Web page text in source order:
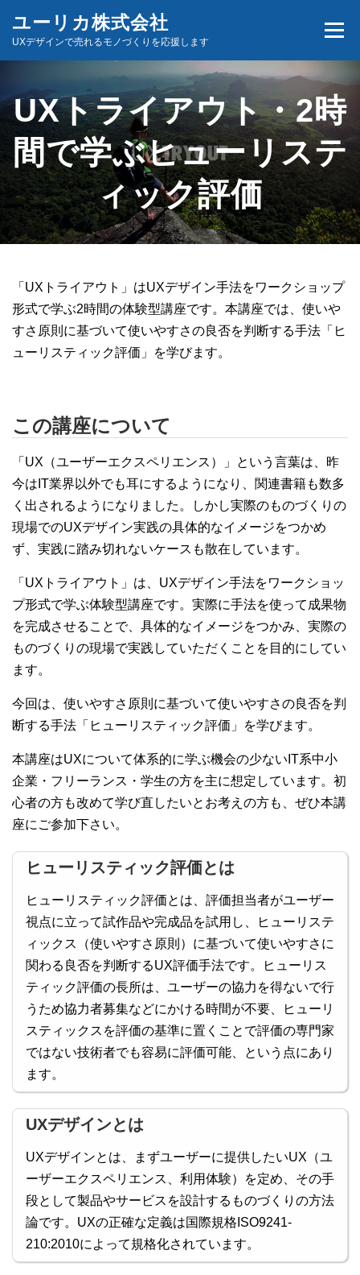
ツ
キ
ッ
プ
ユーリカ株式会社
UXデザインで売れるモノづくりを応援します
メニ
商品とサービス お問い合わせ
UXトライアウト・2時
間で学ぶヒューリステ
ィック評価
「UXトライアウト」はUXデザイン手法をワークショップ
形式で学ぶ2時間の体験型講座です。本講座では、使いや
すさ原則に基づいて使いやすさの良否を判断する手法「ヒ
ューリスティック評価」を学びます。
この講座について
「UX（ユーザーエクスペリエンス）」という言葉は、昨
今はIT業界以外でも耳にするようになり、関連書籍も数多
く出されるようになりました。しかし実際のものづくりの
現場でのUXデザイン実践の具体的なイメージをつかめ
ず、実践に踏み切れないケースも散在しています。
「UXトライアウト」は、UXデザイン手法をワークショッ
プ形式で学ぶ体験型講座です。実際に手法を使って成果物
を完成させることで、具体的なイメージをつかみ、実際の
ものづくりの現場で実践していただくことを目的にしてい
ます。
今回は、使いやすさ原則に基づいて使いやすさの良否を判
断する手法「ヒューリスティック評価」を学びます。
本講座はUXについて体系的に学ぶ機会の少ないIT系中小
企業・フリーランス・学生の方を主に想定しています。初
心者の方も改めて学び直したいとお考えの方も、ぜひ本講
座にご参加下さい。
ヒューリスティック評価とは
ヒューリスティック評価とは、評価担当者がユーザー
視点に立って試作品や完成品を試用し、ヒューリステ
ィックス（使いやすさ原則）に基づいて使いやすさに
関わる良否を判断するUX評価手法です。ヒューリス
ティック評価の長所は、ユーザーの協力を得ないで行
うため協力者募集などにかける時間が不要、ヒューリ
スティックスを評価の基準に置くことで評価の専門家
ではない技術者でも容易に評価可能、という点にあり
ます。
UXデザインとは
UXデザインとは、まずユーザーに提供したいUX（ユ
ーザーエクスペリエンス、利用体験）を定め、その手
段として製品やサービスを設計するものづくりの方法
論です。UXの正確な定義は国際規格ISO9241-
210:2010によって規格化されています。